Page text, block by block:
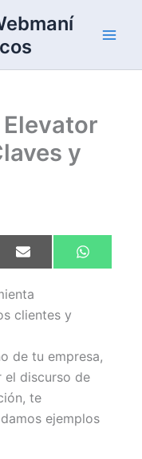
y
Compartir
en
E
m
i
l
en
W
h
clientes y
de tu empresa,
el discurso de
te
ejemplos